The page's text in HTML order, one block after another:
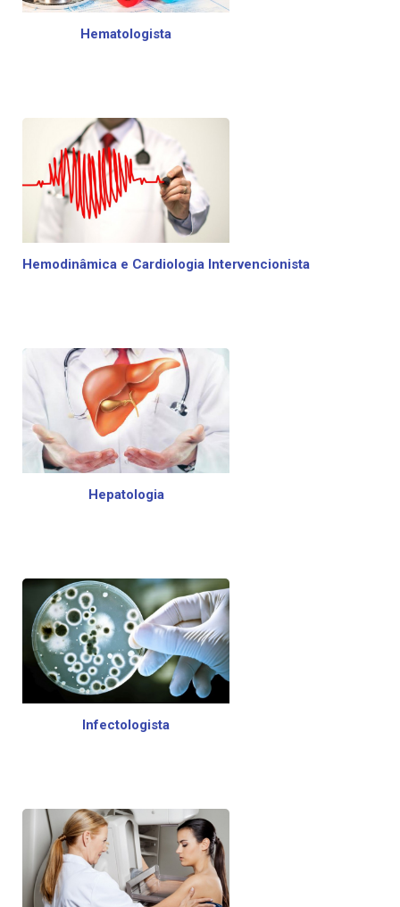
Hematologista
Hemodinâmica e Cardiologia Intervencionista
Hepatologia
Infectologista